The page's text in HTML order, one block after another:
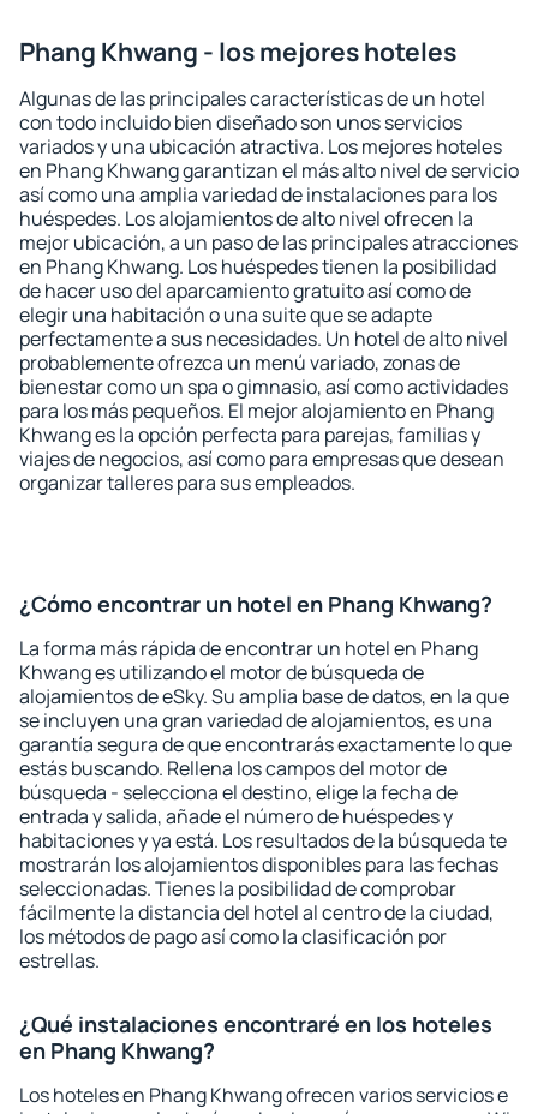
Phang Khwang - los mejores hoteles
Algunas de las principales características de un hotel
con todo incluido bien diseñado son unos servicios
variados y una ubicación atractiva. Los mejores hoteles
en Phang Khwang garantizan el más alto nivel de servicio
así como una amplia variedad de instalaciones para los
huéspedes. Los alojamientos de alto nivel ofrecen la
mejor ubicación, a un paso de las principales atracciones
en Phang Khwang. Los huéspedes tienen la posibilidad
de hacer uso del aparcamiento gratuito así como de
elegir una habitación o una suite que se adapte
perfectamente a sus necesidades. Un hotel de alto nivel
probablemente ofrezca un menú variado, zonas de
bienestar como un spa o gimnasio, así como actividades
para los más pequeños. El mejor alojamiento en Phang
Khwang es la opción perfecta para parejas, familias y
viajes de negocios, así como para empresas que desean
organizar talleres para sus empleados.
¿Cómo encontrar un hotel en Phang Khwang?
La forma más rápida de encontrar un hotel en Phang
Khwang es utilizando el motor de búsqueda de
alojamientos de eSky. Su amplia base de datos, en la que
se incluyen una gran variedad de alojamientos, es una
garantía segura de que encontrarás exactamente lo que
estás buscando. Rellena los campos del motor de
búsqueda - selecciona el destino, elige la fecha de
entrada y salida, añade el número de huéspedes y
habitaciones y ya está. Los resultados de la búsqueda te
mostrarán los alojamientos disponibles para las fechas
seleccionadas. Tienes la posibilidad de comprobar
fácilmente la distancia del hotel al centro de la ciudad,
los métodos de pago así como la clasificación por
estrellas.
¿Qué instalaciones encontraré en los hoteles
en Phang Khwang?
Los hoteles en Phang Khwang ofrecen varios servicios e